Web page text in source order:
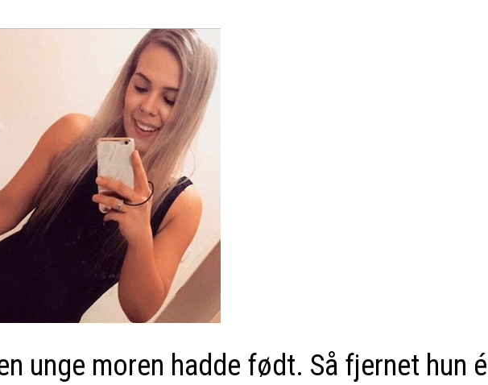
unge moren hadde født. Så fjernet hun